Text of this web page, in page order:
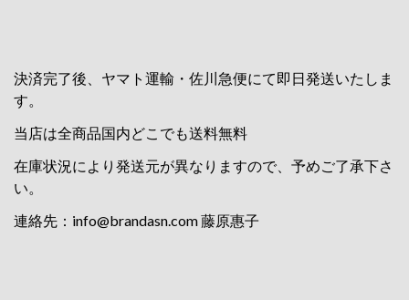
決済完了後、ヤマト運輸・佐川急便にて即日発送いたしま
す。
当店は全商品国内どこでも送料無料
在庫状況により発送元が異なりますので、予めご了承下さ
い。
連絡先： info@brandasn.com藤原惠子